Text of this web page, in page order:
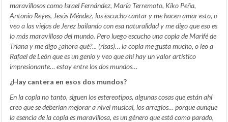
maravillosos como Israel Fernández, María Terremoto, Kiko Peña,
Antonio Reyes, Jesús Méndez, los escucho cantar y me hacen amar esto, o
veo a las viejas de Jerez bailando con esa naturalidad y me digo que eso es
lo más maravilloso del mundo. Pero luego escucho una copla de Marifé de
Triana y me digo ¿ahora qué?... (risas)… la copla me gusta mucho, o leo a
Rafael de León que es un genio y veo que ahí hay un valor artístico
impresionante… estoy entre los dos mundos…
¿Hay cantera en esos dos mundos?
En la copla no tanto, siguen los estereotipos, algunas cosas que están ahí
creo que se deberían mejorar a nivel musical, los arreglos… porque aunque
la esencia de la copla es maravillosa, es un género que está como parado,